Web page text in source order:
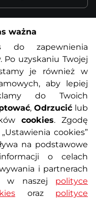
Regulamin sklepu
Koszty przesyłek
Program lojalnościowy
Reklamacje i serwis
Wyposażenie siłowni
ważna
do zapewnienia
Po uzyskaniu Twojej
je również w
aby lepiej
do Twoich
, Odrzucić lub
cookies. Zgodę
cookies”
na podstawowe
o celach
i partnerach
w naszej polityce
oraz polityce